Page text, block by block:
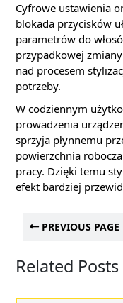
Cyfrowe ustawienia
blokada przycisków
parametrów do
przypadkowej
nad procesem
potrzeby.
W codziennym
prowadzenia
sprzyja płynnemu
powierzchnia
pracy. Dzięki temu
efekt bardziej
PREVIOUS PAGE
Related Posts